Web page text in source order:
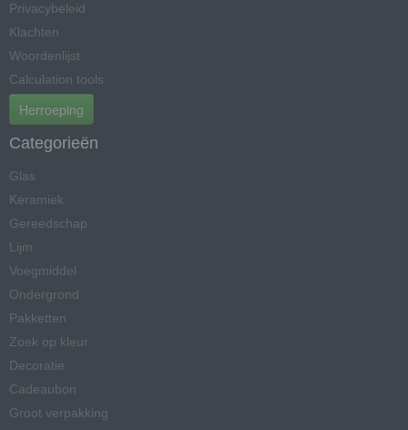
Privacybeleid
Klachten
Woordenlijst
Calculation tools
Herroeping
Categorieën
Glas
Keramiek
Gereedschap
Lijm
Voegmiddel
Ondergrond
Pakketten
Zoek op kleur
Decoratie
Cadeaubon
Groot verpakking